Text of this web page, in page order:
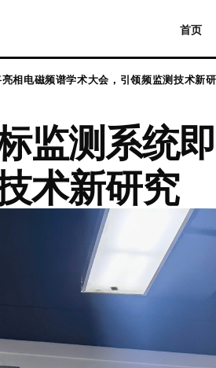
首页
相电磁频谱学术大会，引领频监测技术新
监测系统
术新研究